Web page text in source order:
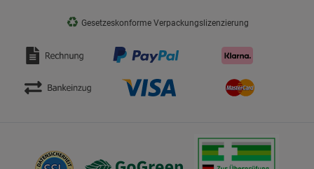
♻ Gesetzeskonforme Verpackungslizenzierung